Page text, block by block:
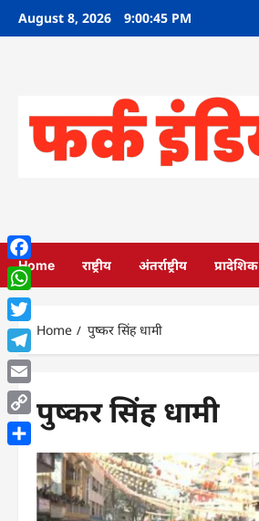
SkipAugust 8, 2026 9:00:46 PM
Home राष्ट्रीय अंतर्राष्ट्रीय प्रादेशिक
Home पुष्कर सिंह धामी
पुष्कर सिंह धामी
Facebook
WhatsApp
Twitter
Telegram
Email
Copy
Link
Share